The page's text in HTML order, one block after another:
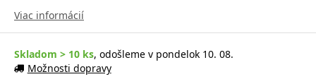
Viac informácií
Skladom > 10 ks, odošleme v pondelok 10. 08.
Možnosti dopravy